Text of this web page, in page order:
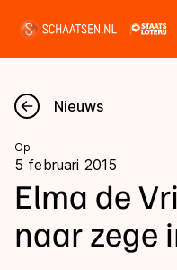
Nieuws
Kalender
Disciplines
Nieuws
Op
5 februari 2015
Elma de
naar zege